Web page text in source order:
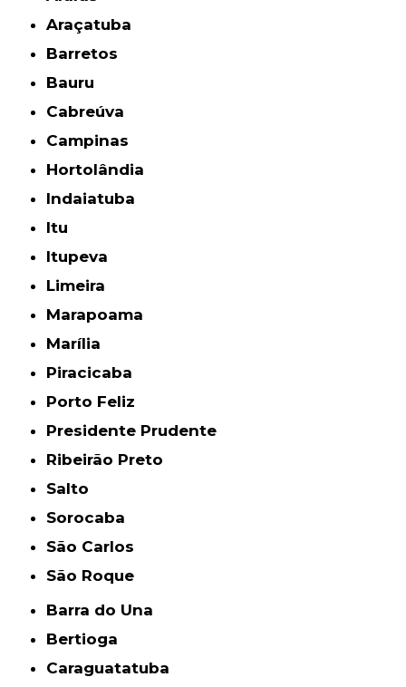
Araçatuba
Barretos
Bauru
Cabreúva
Campinas
Hortolândia
Indaiatuba
Itu
Itupeva
Limeira
Marapoama
Marília
Piracicaba
Porto Feliz
Presidente Prudente
Ribeirão Preto
Salto
Sorocaba
São Carlos
São Roque
Barra do Una
Bertioga
Caraguatatuba